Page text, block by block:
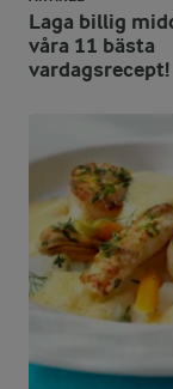
Laga billig
våra 11 bästa
vardagsrecept!